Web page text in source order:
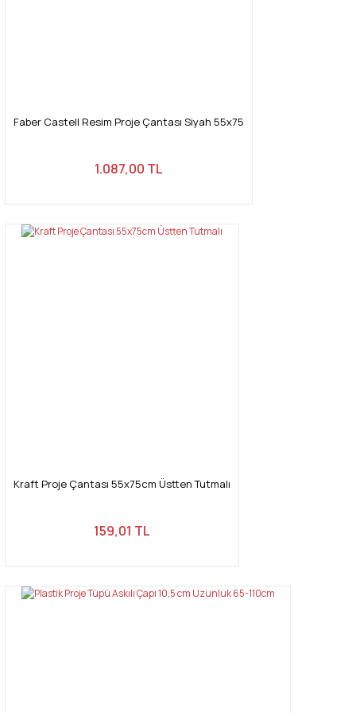
Faber Castell Resim Proje Çantası Siyah 55x75
1.087,00 TL
Kraft Proje Çantası 55x75cm Üstten Tutmalı
159,01 TL